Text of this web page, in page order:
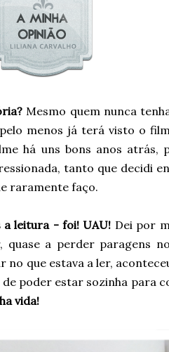
Mesmo quem nunca
menos já terá visto o
há uns bons anos atrás,
tanto que decidi
raramente faço.
a leitura - foi! UAU! Dei por
quase a perder paragens
que estava a ler,
poder estar sozinha para
vida!